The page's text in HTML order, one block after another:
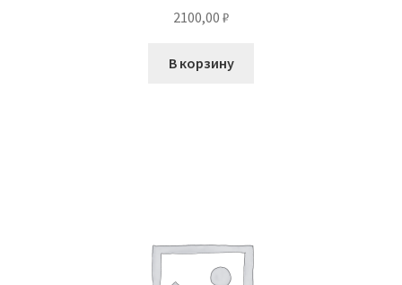
2100,00 ₽
В корзину